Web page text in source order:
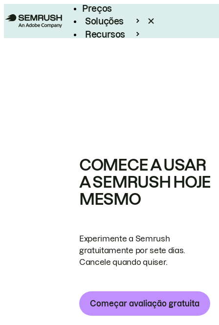
Preços
Soluções
Recursos
COMECE A USAR
A SEMRUSH HOJE
MESMO
Experimente a Semrush
gratuitamente por sete dias.
Cancele quando quiser.
Começar avaliação gratuita